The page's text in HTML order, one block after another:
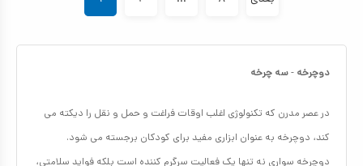
دوچرخه -سه چرخه
در عصر مدرن که تکنولوژی اغلب اوقات فراغت و حمل و نقل را دیکته می
کند، دوچرخه به عنوان ابزاری مفید برای کودکان برجسته می شود.
دوچرخه سواری نه تنها یک فعالیت سرگرم کننده است بلکه فواید سلامتی،